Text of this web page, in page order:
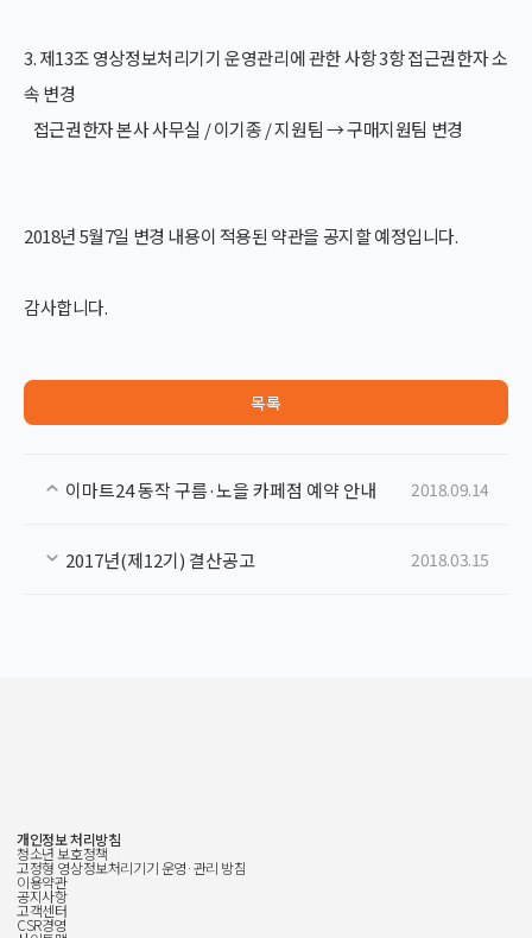
3. 제13조 영상정보처리기기 운영관리에 관한 사항 3항 접근권한자 소
속 변경
접근권한자 본사 사무실 / 이기종 / 지원팀 →구매지원팀 변경
2018년 5월7일 변경 내용이 적용된 약관을 공지할 예정입니다.
감사합니다.
목록
이마트24 동작 구름·노을 카페점 예약 안내 2018.09.14
2017년(제12기) 결산공고 2018.03.15
개인정보 처리방침
청소년 보호정책
고정형 영상정보처리기기 운영·관리 방침
이용약관
공지사항
고객센터
CSR경영